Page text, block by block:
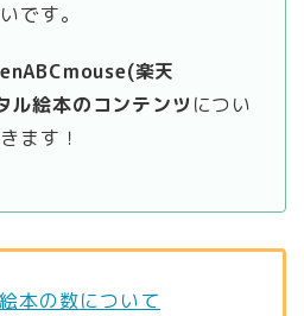
です。
楽天
ル絵本のコンテンツについ
ます！
本の数について